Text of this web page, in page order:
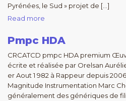
Pyrénées, le Sud » projet de […]
Read more
Pmpc HDA
CRCATCD pmpc HDA premium
écrite et réalisée par Orelsan
er Aout 1 982 à Rappeur depuis
Magnitude Instrumentation Marc
généralement des génériques de